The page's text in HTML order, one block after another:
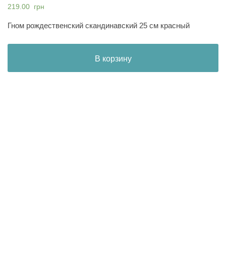
219.00 грн
Гном рождественский скандинавский 25 см красный
В корзину